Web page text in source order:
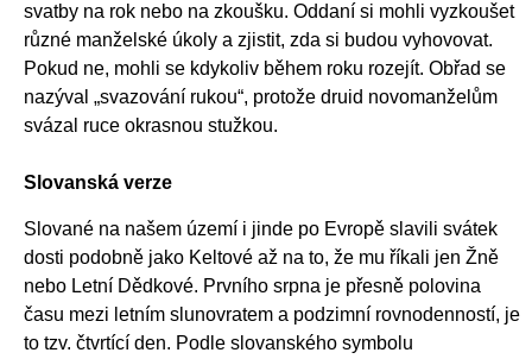
svatby na rok nebo na zkoušku. Oddaní si mohli vyzkoušet
různé manželské úkoly a zjistit, zda si budou vyhovovat.
Pokud ne, mohli se kdykoliv během roku rozejít. Obřad se
nazýval „svazování rukou“, protože druid novomanželům
svázal ruce okrasnou stužkou.
Slovanská verze
Slované na našem území i jinde po Evropě slavili svátek
dosti podobně jako Keltové až na to, že mu říkali jen Žně
nebo Letní Dědkové. Prvního srpna je přesně polovina
času mezi letním slunovratem a podzimní rovnodenností, je
to tzv. čtvrtící den. Podle slovanského symbolu